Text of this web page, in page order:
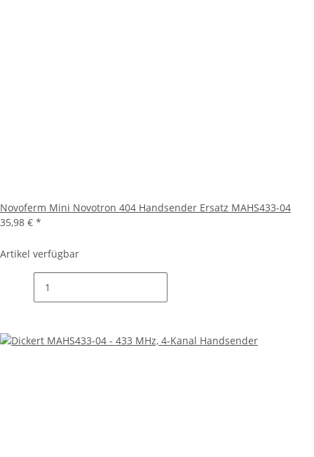
Novoferm Mini Novotron 404 Handsender Ersatz MAHS433-04
35,98 € *
Artikel verfügbar